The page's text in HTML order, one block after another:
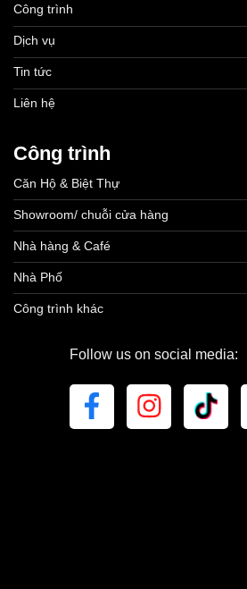
Công trình
Dịch vụ
Tin tức
Liên hệ
Công trình
Căn Hộ & Biệt Thự
Showroom/ chuỗi cửa hàng
Nhà hàng & Café
Nhà Phố
Công trình khác
Follow us on social media: